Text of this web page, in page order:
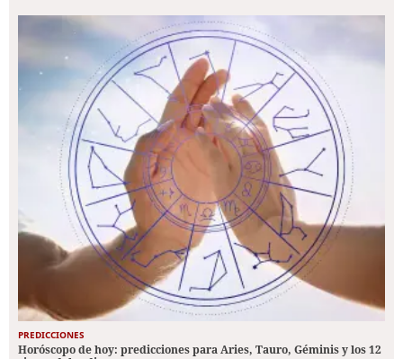
PREDICCIONES
Horóscopo de hoy: predicciones para Aries, Tauro, Géminis y los 12